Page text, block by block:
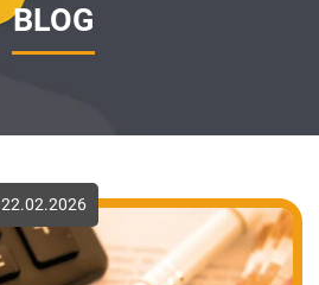
BLOG
22.02.2026